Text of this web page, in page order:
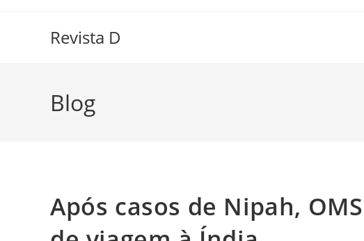
Revista D
Blog
Após casos de Nipah,